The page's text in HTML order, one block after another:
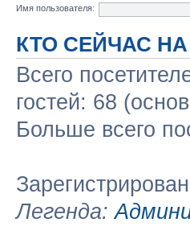
Имя пользователя:
КТО СЕЙЧАС
Всего
гостей: 68
Больше всего
Легенда: